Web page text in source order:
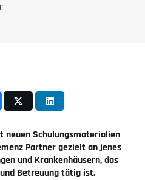
neuen Schulungsmaterialien
Partner gezielt an jenes
und Krankenhäusern, das
Betreuung tätig ist.